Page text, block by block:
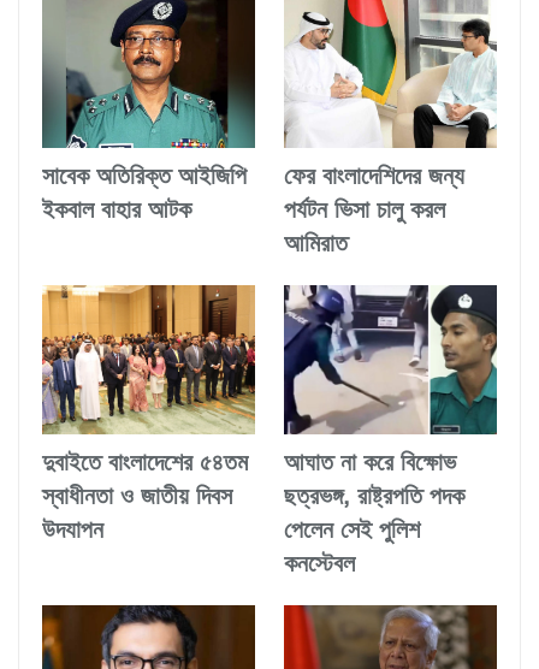
সাবেক অতিরিক্ত আইজিপি
ইকবাল বাহার আটক
ফের বাংলাদেশিদের জন্য
পর্যটন ভিসা চালু করল
আমিরাত
দুবাইতে বাংলাদেশের ৫৪তম
স্বাধীনতা ও জাতীয় দিবস
উদযাপন
আঘাত না করে বিক্ষোভ
ছত্রভঙ্গ, রাষ্ট্রপতি পদক
পেলেন সেই পুলিশ
কনস্টেবল